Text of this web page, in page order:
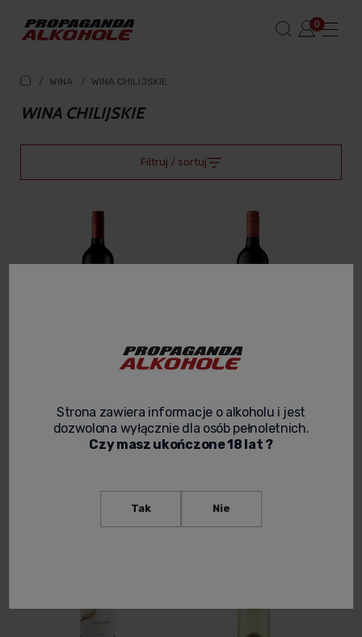
/ WINA / WINA CHILIJSKIE
WINA CHILIJSKIE
Filtruj / sortuj
AVES DEL SUR CABERNET
CHILIJSKIE WYTRAWNE
34,99 zł
AVES DEL SUR CARMENERE
0,75L
34,99 zł
Strona zawiera informacje o alkoholu i jest
dozwolona wyłącznie dla osób pełnoletnich.
Czy masz ukończone 18 lat ?
Tak Nie